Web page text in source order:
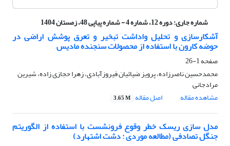
شماره جاری:دوره 12، شماره 4 - شماره پیاپی 48، زمستان 1404
آشکارسازی و تحلیل واداشت تبخیر و تعرق پوشش اراضی در
حوضه کارون با استفاده از محصولات سنجنده مادیس
صفحه1-26
محمدحسین ناصرزاده، پرویز ضیائیان فیروزآبادی، زهرا حجازی زاده، شیرین
مرادجانی
مشاهده مقاله
اصل مقاله 3.65 M
مدل سازی ریسک خطر وقوع فرونشست با استفاده از الگوریتم
جنگل تصادفی (مطالعه موردی : دشت اشتهارد)